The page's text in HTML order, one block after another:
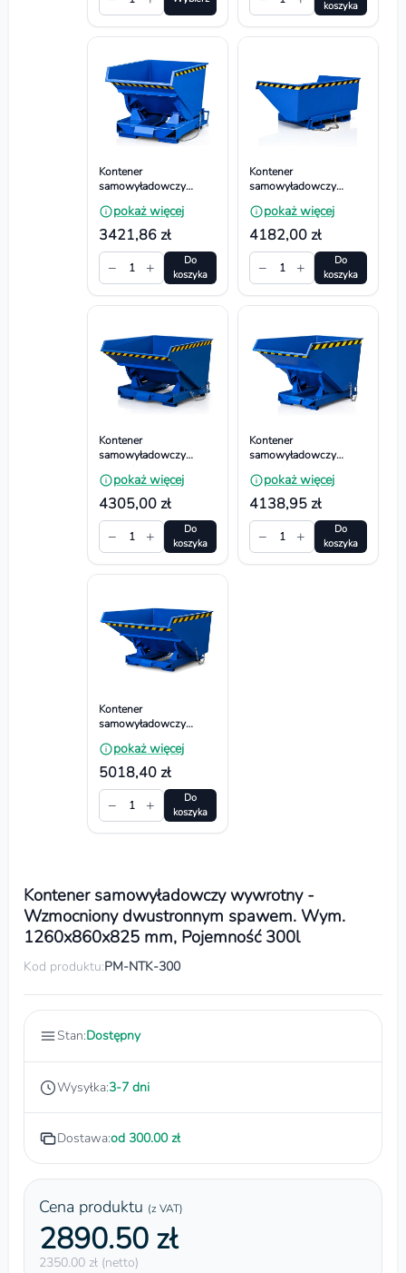
koszyka
Kontener
samowyładowczy
Dwustronnie spawany.
Wym. 1450x864x884
mm, Pojemność 600l
pokaż więcej
3421,86 zł
−
1 +
Do
koszyka
Kontener
samowyładowczy
Dwustronnie spawany.
Wym. 1240x1700x771
mm, Pojemność 800l
pokaż więcej
4182,00 zł
−
1 +
Do
koszyka
Kontener
samowyładowczy
Dwustronnie spawany.
Wym. 1450x1314x884
mm, Pojemność 900l
pokaż więcej
4305,00 zł
−
1 +
Do
koszyka
Kontener
samowyładowczy
Dwustronnie spawany.
Wym.
1803x1064x1066 mm,
Pojemność 1100l
pokaż więcej
4138,95 zł
−
1 +
Do
koszyka
Kontener
samowyładowczy
Dwustronnie spawany.
Wym.
1803x1544x1066 mm,
Pojemność 1500l
pokaż więcej
5018,40 zł
−
1 +
Do
koszyka
Kontener samowyładowczy wywrotny -
Wzmocniony dwustronnym spawem. Wym.
1260x860x825 mm, Pojemność 300l
Kod produktu:PM-NTK-300
Stan:Dostępny
Wysyłka:3-7 dni
Dostawa:od 300.00 zł
Cena produktu (z VAT)
2890.50 zł
2350.00 zł (netto)